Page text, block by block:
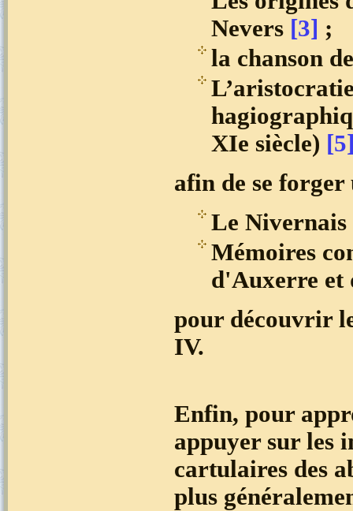
Nevers [3] ;
la chanson
XIe siècle)
afin de se
Le Nivernais
Mémoires
d'Auxerre et
pour découvrir
IV.
Enfin, pour
appuyer sur les
cartulaires des
plus